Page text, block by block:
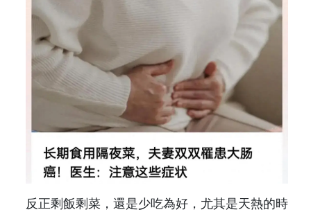
反正剩飯剩菜，還是少吃為好，尤其是天熱的時